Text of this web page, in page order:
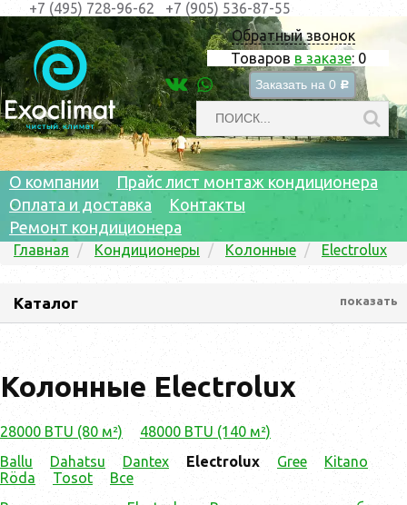
Обратный звонок
Товаров в заказе: 0
Заказать на 0 c
+7 (495) 728-96-62 +7 (905) 536-87-55
О компании
Прайс лист монтаж кондиционера
Оплата и доставка
Контакты
Ремонт кондиционера
Главная Кондиционеры Колонные Electrolux
Каталог показать
Колонные Electrolux
28000 BTU (80 м²)
48000 BTU (140 м²)
Ballu
Dahatsu Dantex Electrolux Gree
Kitano
Röda
Tosot
Все